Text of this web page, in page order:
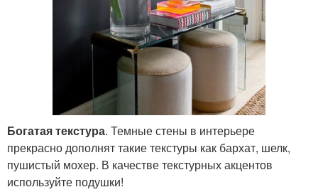
Богатая текстура. Темные стены в интерьере
прекрасно дополнят такие текстуры как бархат, шелк,
пушистый мохер. В качестве текстурных акцентов
используйте подушки!